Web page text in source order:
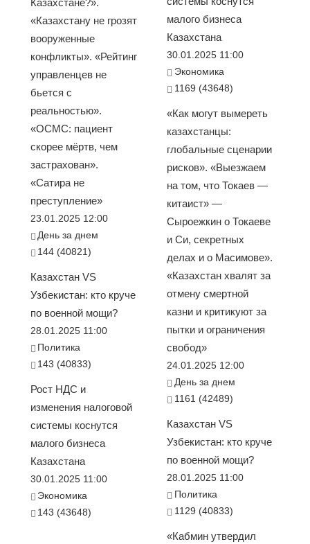
Казахстане?».
«Казахстану не грозят
вооруженные
конфликты». «Рейтинг
управленцев не
бьется с
реальностью».
«ОСМС: пациент
скорее мёртв, чем
застрахован».
«Сатира не
преступление»
23.01.2025 12:00
День за днем
144 (40821)
Казахстан VS
Узбекистан: кто круче
по военной мощи?
28.01.2025 11:00
Политика
143 (40833)
Рост НДС и
изменения налоговой
системы коснутся
малого бизнеса
Казахстана
30.01.2025 11:00
Экономика
143 (43648)
малого бизнеса
Казахстана
30.01.2025 11:00
Экономика
1169 (43648)
«Как могут вымереть
казахстанцы:
глобальные сценарии
рисков». «Выезжаем
на том, что Токаев —
китаист» —
Сыроежкин о Токаеве
и Си, секретных
делах и о Масимове».
«Казахстан хвалят за
отмену смертной
казни и критикуют за
пытки и ограничения
свобод»
24.01.2025 12:00
День за днем
1161 (42489)
Казахстан VS
Узбекистан: кто круче
по военной мощи?
28.01.2025 11:00
Политика
1129 (40833)
«Кабмин утвердил